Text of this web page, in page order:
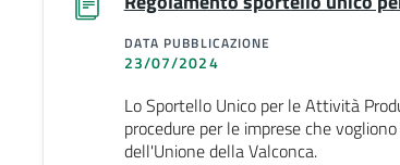
DATA PUBBLICAZIONE
23/07/2024
Lo Sportello Unico per le Attività
procedure per le imprese che
dell'Unione della Valconca.